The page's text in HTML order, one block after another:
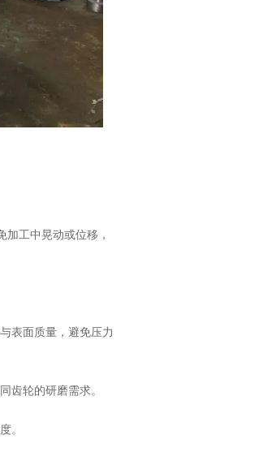
工中晃动或位移，
表面质量，避免压力
轮的研磨需求。
。